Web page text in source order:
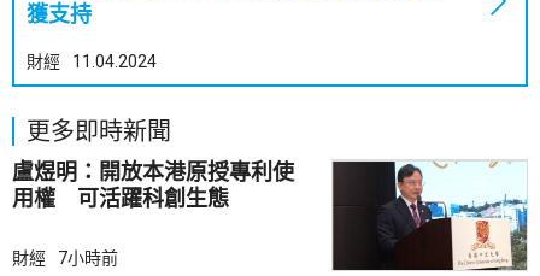
獲支持
財經 11.04.2024
更多即時新聞
盧煜明：開放本港原授專利使
用權 可活躍科創生態
財經 7小時前